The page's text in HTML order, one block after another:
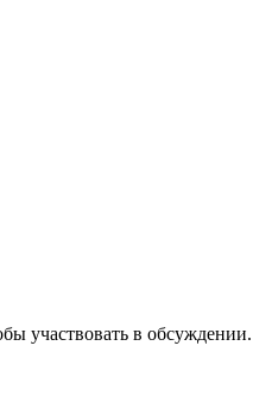
участвовать в обсуждении.